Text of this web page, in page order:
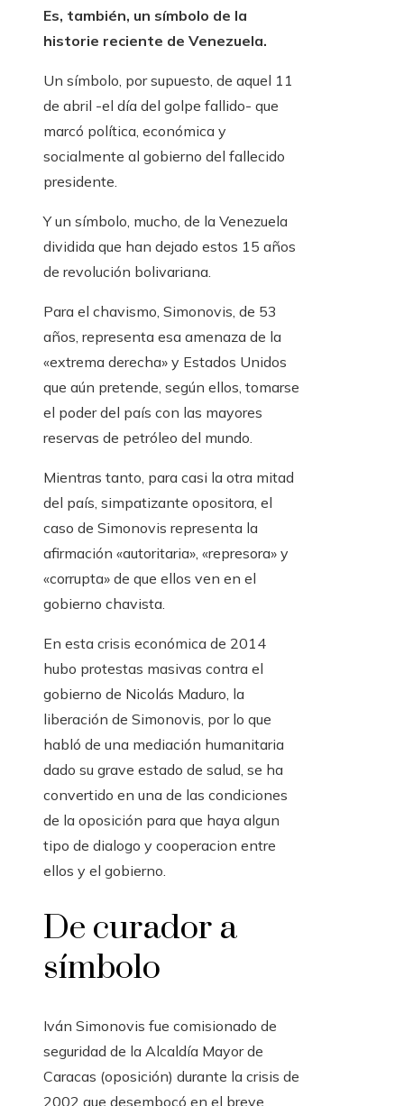
Es, también, un símbolo de la
historie reciente de Venezuela.
Un símbolo, por supuesto, de aquel 11
de abril -el día del golpe fallido- que
marcó política, económica y
socialmente al gobierno del fallecido
presidente.
Y un símbolo, mucho, de la Venezuela
dividida que han dejado estos 15 años
de revolución bolivariana.
Para el chavismo, Simonovis, de 53
años, representa esa amenaza de la
«extrema derecha» y Estados Unidos
que aún pretende, según ellos, tomarse
el poder del país con las mayores
reservas de petróleo del mundo.
Mientras tanto, para casi la otra mitad
del país, simpatizante opositora, el
caso de Simonovis representa la
afirmación «autoritaria», «represora» y
«corrupta» de que ellos ven en el
gobierno chavista.
En esta crisis económica de 2014
hubo protestas masivas contra el
gobierno de Nicolás Maduro, la
liberación de Simonovis, por lo que
habló de una mediación humanitaria
dado su grave estado de salud, se ha
convertido en una de las condiciones
de la oposición para que haya algun
tipo de dialogo y cooperacion entre
ellos y el gobierno.
De curador a
símbolo
Iván Simonovis fue comisionado de
seguridad de la Alcaldía Mayor de
Caracas (oposición) durante la crisis de
2002 que desembocó en el breve